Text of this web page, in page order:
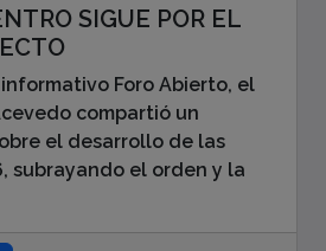
SIGUE POR EL
Foro Abierto, el
compartió un
el desarrollo de las
subrayando el orden y la